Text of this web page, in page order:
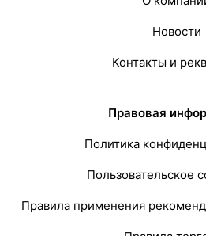
Новости
Контакты и
Правовая
Политика
Пользовательское
Правила применения